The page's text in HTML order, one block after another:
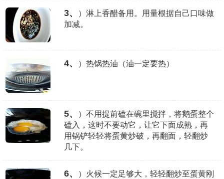
3、
）淋上香醋备用。用量根据自己口味做
加减。
4、 ）热锅热油（油一定要热）
5、
）不用提前磕在碗里搅拌，将鹅蛋整个
磕入，这时不要动它，让它下面成熟，再
用锅铲轻轻将蛋黄炒破，再翻面，轻翻炒
几下。
6、
）火候一定足够大，轻轻翻炒至蛋黄刚